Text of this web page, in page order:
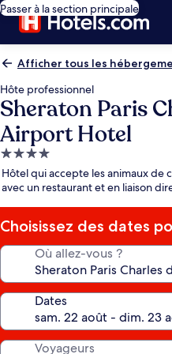
Passer à la section principale
Afficher tous les
Hôte professionnel
Sheraton Paris
Airport Hotel
Hébergement
4.0 étoiles
Hôtel qui accepte les animaux de
avec un restaurant et en liaison
Choisissez des dates
Où allez-vous ?
Dates
Voyageurs